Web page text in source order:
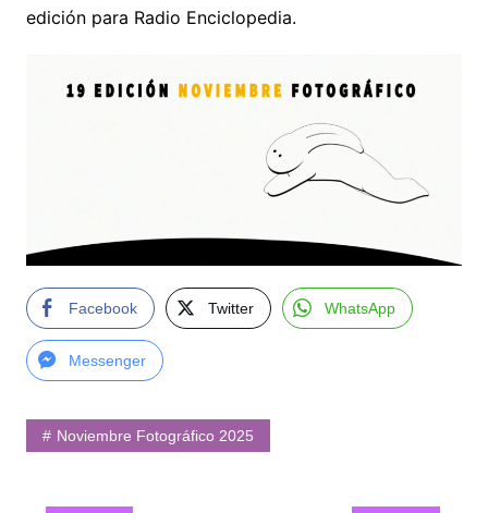
edición para Radio Enciclopedia.
Facebook Twitter WhatsApp
Messenger
Noviembre Fotográfico 2025